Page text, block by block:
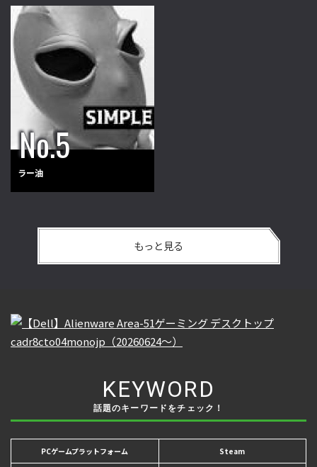
ラー油
もっと見る
KEYWORD
話題のキーワードをチェック！
PCゲームプラットフォーム Steam